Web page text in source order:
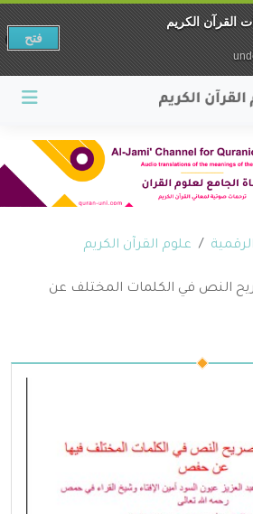
علوم القرآن الكريم
اﻟﻨﺺ ﻓﻲ اﻟﻜﻠﻤﺎت اﻟﻤﺨﺘﻠﻒ ﻋﻦ
القرآن الكريم
فتح